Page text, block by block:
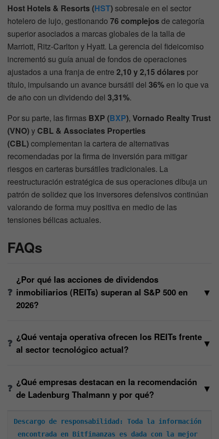
Host Hotels & Resorts (HST)sobresale en el sector
hotelero de lujo, gestionando 76 complejos de categoría
superior asociados a marcas globales de la talla de
Marriott, Ritz-Carlton y Hyatt. La gerencia del fideicomiso
incrementó su guía anual de fondos de operaciones
ajustados a una franja de entre 2,10 y 2,15 dólares por
título, impulsando un avance bursátil del 36%en lo que va
de año con un dividendo del 3,31%.
Por su parte, las firmas BXP (BXP), Vornado Realty Trust
(VNO)y CBL & Associates Properties
(CBL)complementan la cartera de alternativas
recomendadas por la firma de inversión para mitigar
riesgos en carteras bursátiles tradicionales. La
reestructuración estratégica de sus operaciones dibuja un
patrón de solidez que los inversores defensivos continúan
valorando de forma muy positiva en medio de las
tensiones bélicas actuales.
FAQs
¿Por qué las acciones de dividendos
inmobiliarios (REITs) superan al S&P 500 en
2026?
▼
¿Qué ventaja operativa ofrecen los REITs frente
al sector tecnológico actual?
▼
¿Qué empresas destacan en la recomendación
de Ladenburg Thalmann y por qué?
▼
Descargo de responsabilidad: Toda la información
encontrada en Bitfinanzas es dada con la mejor